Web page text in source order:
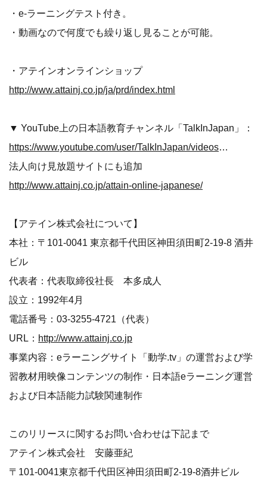
・e-ラーニングテスト付き。
・動画なので何度でも繰り返し見ることが可能。
・アテインオンラインショップ
http://www.attainj.co.jp/ja/prd/index.html
▼ YouTube上の日本語教育チャンネル「TalkInJapan」：
https://www.youtube.com/user/TalkInJapan/videos?sort=dd&view=0&shelf_id=4
法人向け見放題サイトにも追加
http://www.attainj.co.jp/attain-online-japanese/
【アテイン株式会社について】
本社：〒101-0041 東京都千代田区神田須田町2-19-8 酒井
ビル
代表者：代表取締役社長 本多成人
設立：1992年4月
電話番号：03-3255-4721（代表）
URL： http://www.attainj.co.jp
事業内容：eラーニングサイト「動学.tv」の運営および学
習教材用映像コンテンツの制作・日本語eラーニング運営
および日本語能力試験関連制作
このリリースに関するお問い合わせは下記まで
アテイン株式会社 安藤亜紀
〒101-0041東京都千代田区神田須田町2-19-8酒井ビル